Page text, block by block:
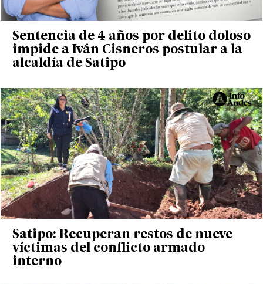
Sentencia de 4 años por delito doloso
impide a Iván Cisneros postular a la
alcaldía de Satipo
Satipo: Recuperan restos de nueve
víctimas del conflicto armado
interno